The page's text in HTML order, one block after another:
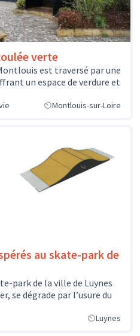
verte
est traversé par une
un espace de verdure et
Montlouis-sur-Loire
au skate-park de
park de la ville de Luynes
se dégrade par l’usure du
Luynes